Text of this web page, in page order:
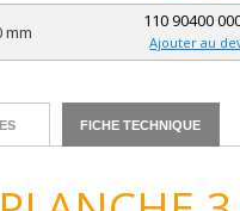
mm
110 90400
Ajouter au
FICHE TECHNIQUE